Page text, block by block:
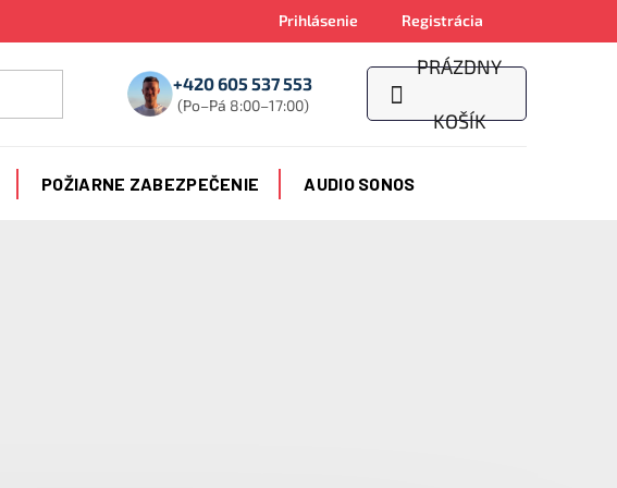
Prihlásenie Registrácia
+420 605 537 553
(Po–Pá 8:00–17:00)
NÁKUPNÝ
KOŠÍK
PRÁZDNY
KOŠÍK
POŽIARNE ZABEZPEČENIE AUDIO SONOS